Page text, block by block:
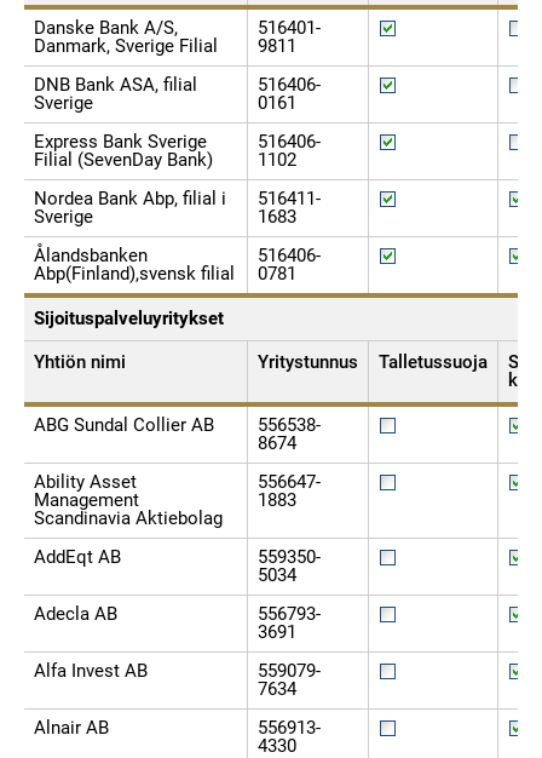
Danske Bank A/S,
Danmark, Sverige Filial
516401-
9811
DNB Bank ASA, filial
Sverige
516406-
0161
Express Bank Sverige
Filial (SevenDay Bank)
516406-
1102
Nordea Bank Abp, filial i
Sverige
516411-
1683
Ålandsbanken
Abp(Finland),svensk filial
516406-
0781
Sijoituspalveluyritykset
Yhtiön nimi
Yritystunnus Talletussuoja
ABG Sundal Collier AB
556538-
8674
Ability Asset
Management
Scandinavia Aktiebolag
556647-
1883
AddEqt AB
559350-
5034
Adecla AB
556793-
3691
Alfa Invest AB
559079-
7634
Alnair AB
556913-
4330